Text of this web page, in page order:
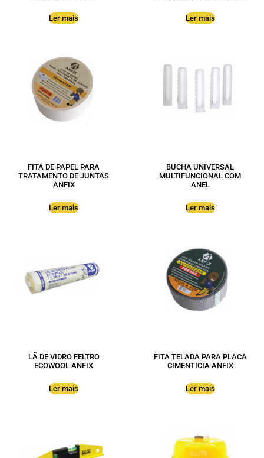
Ler mais Ler mais
FITA DE PAPEL PARA
TRATAMENTO DE JUNTAS
ANFIX
Ler mais
BUCHA UNIVERSAL
MULTIFUNCIONAL COM
ANEL
Ler mais
LÃ DE VIDRO FELTRO
ECOWOOL ANFIX
Ler mais
FITA TELADA PARA PLACA
CIMENTICIA ANFIX
Ler mais